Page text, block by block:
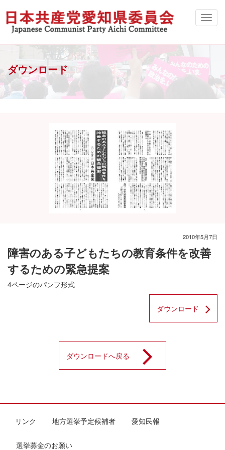
ダウンロード
2010年5月7日
障害のある子どもたちの教育条件を改善
するための緊急提案
4ページのパンフ形式
ダウンロード
ダウンロードへ戻る
リンク 地方選挙予定候補者 愛知民報
選挙募金のお願い